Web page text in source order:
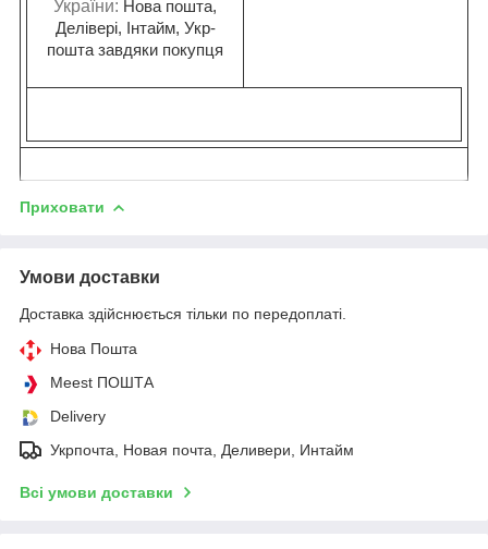
України: Нова пошта,
Делівері, Інтайм, Укр-
пошта завдяки покупця
Приховати
Умови доставки
Доставка здійснюється тільки по передоплаті.
Нова Пошта
Meest ПОШТА
Delivery
Укрпочта, Новая почта, Деливери, Интайм
Всі умови доставки